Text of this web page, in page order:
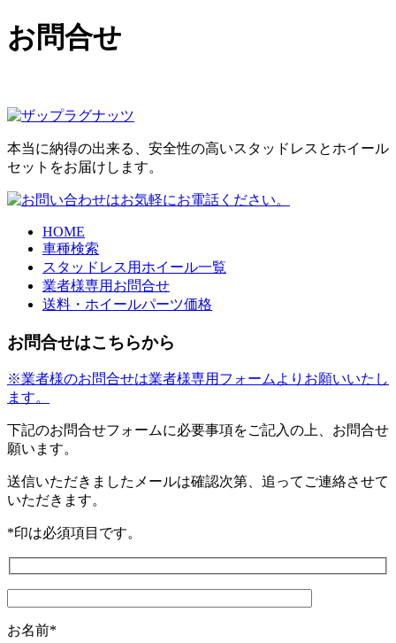
お問合せ
本当に納得の出来る、安全性の高いスタッドレスとホイール
セットをお届けします。
HOME
車種検索
スタッドレス用ホイール一覧
業者様専用お問合せ
送料・ホイールパーツ価格
お問合せはこちらから
※業者様のお問合せは業者様専用フォームよりお願いいたし
ます。
下記のお問合せフォームに必要事項をご記入の上、お問合せ
願います。
送信いただきましたメールは確認次第、追ってご連絡させて
いただきます。
*印は必須項目です。
お名前*